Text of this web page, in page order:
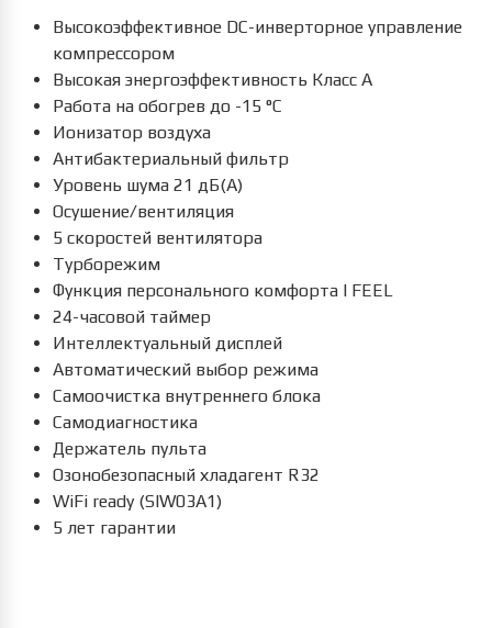
Высокоэффективное DC-инверторное управление
компрессором
Высокая энергоэффективность Класс А
Работа на обогрев до -15 °С
Ионизатор воздуха
Антибактериальный фильтр
Уровень шума 21 дБ(А)
Осушение/вентиляция
5 скоростей вентилятора
Турборежим
Функция персонального комфорта I FEEL
24-часовой таймер
Интеллектуальный дисплей
Автоматический выбор режима
Самоочистка внутреннего блока
Самодиагностика
Держатель пульта
Озонобезопасный хладагент R32
WiFi ready (SIW03A1)
5 лет гарантии